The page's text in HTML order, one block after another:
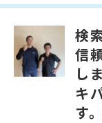
検
信
し
キ
す